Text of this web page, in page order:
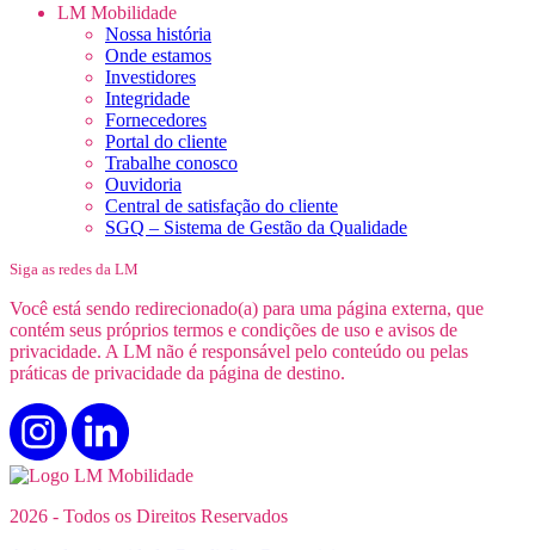
LM Mobilidade
Nossa história
Onde estamos
Investidores
Integridade
Fornecedores
Portal do cliente
Trabalhe conosco
Ouvidoria
Central de satisfação do cliente
SGQ – Sistema de Gestão da Qualidade
Siga as redes da LM
Você está sendo redirecionado(a) para uma página externa, que
contém seus próprios termos e condições de uso e avisos de
privacidade. A LM não é responsável pelo conteúdo ou pelas
práticas de privacidade da página de destino.
2026 - Todos os Direitos Reservados